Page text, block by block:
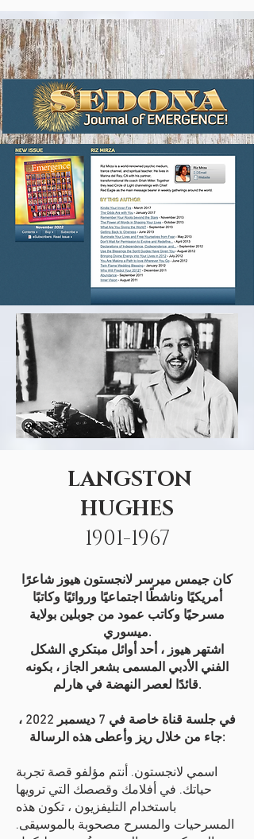
LANGSTON
HUGHES
1901-1967
كان جيمس ميرسر لانجستون هيوز شاعرًا
أمريكيًا وناشطًا اجتماعيًا وروائيًا وكاتبًا
مسرحيًا وكاتب عمود من جوبلين بولاية
ميسوري.
اشتهر هيوز ، أحد أوائل مبتكري الشكل
الفني الأدبي المسمى بشعر الجاز ، بكونه
قائدًا لعصر النهضة في هارلم.
في جلسة قناة خاصة في 7 ديسمبر 2022 ،
جاء من خلال ريز وأعطى هذه الرسالة:
اسمي لانجستون. أنتم مؤلفو قصة تجربة
حياتك. في أفلامك وقصصك التي ترويها
باستخدام التليفزيون ، تكون هذه
المسرحيات والمسرح مصحوبة بالموسيقى.